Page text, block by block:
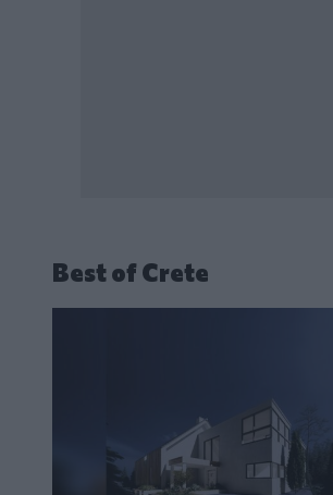
Best of Crete